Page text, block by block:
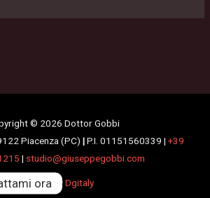
© 2026 Dottor Gobbi
Piacenza (PC) |P.I. 01151560339 | +39
| studio@giuseppegobbi.com
Powered byDgitaly
ora